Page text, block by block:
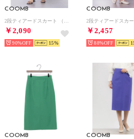
COOMB
￥2,090
90% 15
COOMB
￥2,457
88%
COOMB COOMB